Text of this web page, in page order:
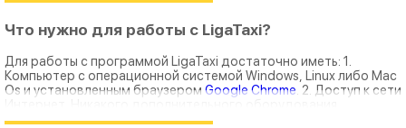
Что нужно для работы с LigaTaxi?
Для работы с программой LigaTaxi достаточно иметь: 1.
Компьютер c операционной системой Windows, Linux либо Mac
Os и установленным браузером Google Chrome . 2. Доступ к сети
программа не требует.